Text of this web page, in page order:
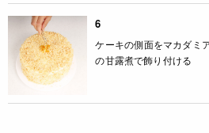
6
ケーキの側面をマカダミ
の甘露煮で飾り付ける